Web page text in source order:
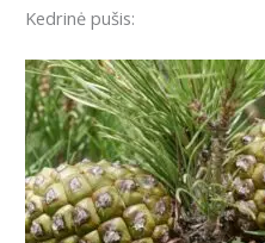
Kedrinė pušis: